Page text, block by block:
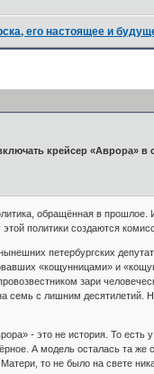
его настоящее и
крейсер «Аврора»
обращённая в прошлое.
политики создаются
петербургских
«кощунницами» и
зари
семь с лишним десятилетий.
- это не история. То есть
А модель оста­лась та
то не было на свете